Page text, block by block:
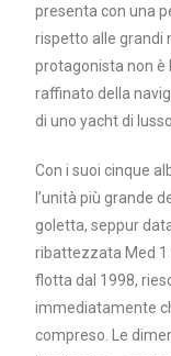
presenta con una
rispetto alle grandi
protagonista non
raffinato della
di uno yacht di lusso.
Con i suoi cinque
l’unità più grande
goletta, seppur
ribattezzata Med 1
flotta dal 1998,
immediatamente
compreso. Le